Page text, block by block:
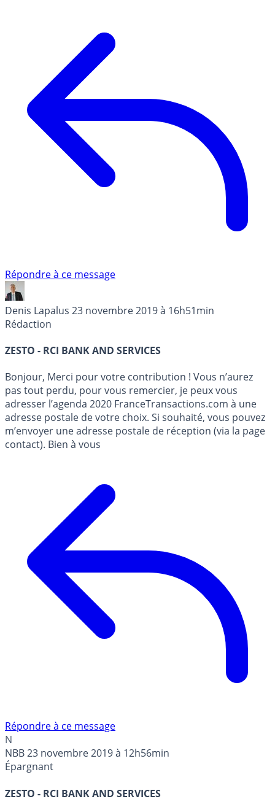
Répondre à ce message
Denis Lapalus 23 novembre 2019 à 16h51min
Rédaction
ZESTO - RCI BANK AND SERVICES
Bonjour, Merci pour votre contribution ! Vous n’aurez
pas tout perdu, pour vous remercier, je peux vous
adresser l’agenda 2020 FranceTransactions.com à une
adresse postale de votre choix. Si souhaité, vous pouvez
m’envoyer une adresse postale de réception (via la page
contact). Bien à vous
Répondre à ce message
N
NBB23 novembre 2019 à 12h56min
Épargnant
ZESTO - RCI BANK AND SERVICES